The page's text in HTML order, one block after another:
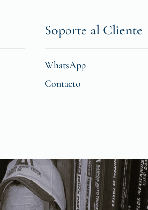
Soporte al Cliente
WhatsApp
Contacto